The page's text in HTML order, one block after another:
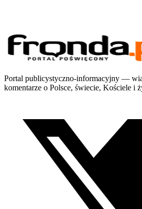
Portal publicystyczno-informacyjny —
komentarze o Polsce, świecie, Kościele i